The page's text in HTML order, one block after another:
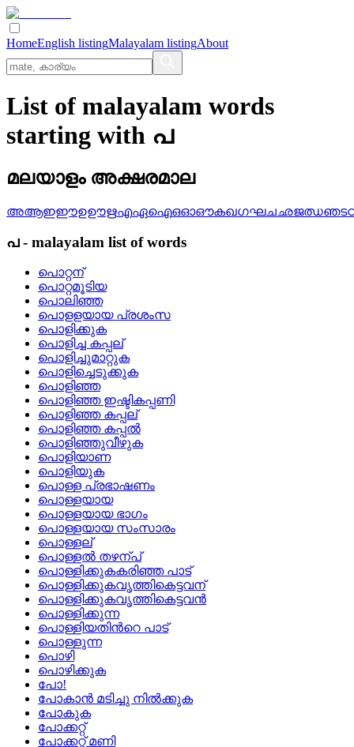
HomeEnglish listingMalayalam listingAbout
List of malayalam words
starting with പ
മലയാളം അക്ഷരമാല
അആഇഈഉഊഋഎഏഐഒഓഔകഖഗഘചഛജഝഞട
പ- malayalam list of words
പൊറ്റന്
പൊറ്റമൂടിയ
പൊലിഞ്ഞ
പൊളളയായ പ്രശംസ
പൊളിക്കുക
പൊളിച്ച കപ്പല്
പൊളിച്ചുമാറ്റുക
പൊളിച്ചെടുക്കുക
പൊളിഞ്ഞ
പൊളിഞ്ഞ ഇഷ്ടികപ്പണി
പൊളിഞ്ഞ കപ്പല്
പൊളിഞ്ഞ കപ്പല്‍
പൊളിഞ്ഞുവീഴുക
പൊളിയാണ
പൊളിയുക
പൊള്ള പ്രഭാഷണം
പൊള്ളയായ
പൊള്ളയായ ഭാഗം
പൊള്ളയായ സംസാരം
പൊള്ളല്
പൊള്ളല്‍ തഴന്പ്
പൊള്ളിക്കുകകരിഞ്ഞ പാട്
പൊള്ളിക്കുകവൃത്തികെട്ടവന്
പൊള്ളിക്കുകവൃത്തികെട്ടവന്‍
പൊള്ളിക്കുന്ന
പൊള്ളിയതിന്‍റെ പാട്
പൊള്ളുന്ന
പൊഴി
പൊഴിക്കുക
പോ!
പോകാന്‍ മടിച്ചു നില്‍ക്കുക
പോകുക
പോക്കറ്റ്
പോക്കറ്റ് മണി